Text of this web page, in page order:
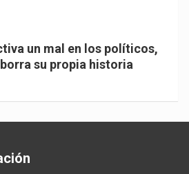
un mal en los políticos,
su propia historia